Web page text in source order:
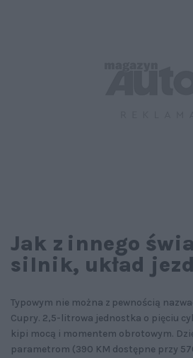
Jak z innego
silnik, układ
Typowym nie można z pewnością
Cupry. 2,5-litrowa jednostka o pięciu
kipi mocą i momentem obrotowym.
parametrom (390 KM dostępne przy